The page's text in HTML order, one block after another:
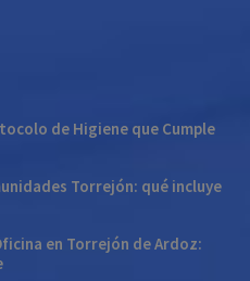
de Higiene que Cumple
Torrejón: qué incluye
en Torrejón de Ardoz: